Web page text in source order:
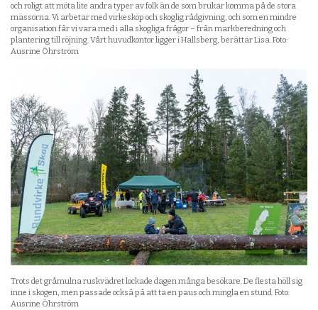
och roligt att möta lite andra typer av folk än de som brukar komma på de stora
mässorna. Vi arbetar med virkesköp och skoglig rådgivning, och som en mindre
organisation får vi vara med i alla skogliga frågor – från markberedning och
plantering till röjning. Vårt huvudkontor ligger i Hallsberg, berättar Lisa. Foto:
Ausrine Öhrström
Trots det gråmulna ruskvädret lockade dagen många besökare. De flesta höll sig
inne i skogen, men passade också på att ta en paus och mingla en stund. Foto:
Ausrine Öhrström